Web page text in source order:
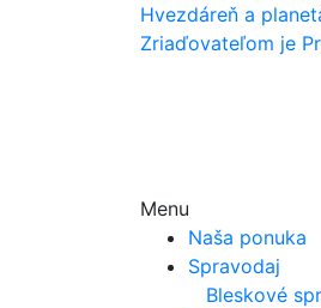
Hvezdáreň a
Zriaďovateľom je
Menu
Naša ponuka
Spravodaj
Bleskové